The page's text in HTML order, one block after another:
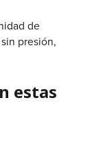
de
presión,
estas